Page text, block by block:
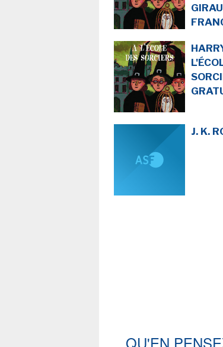
J. K.
QU'EN